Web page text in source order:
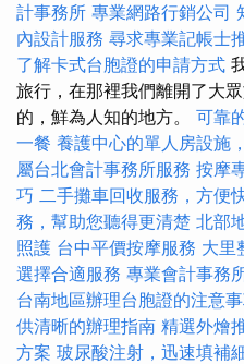
計事務所 專業網路行銷公司
內設計服務 尋求專業記帳士
了解卡式台胞證的申請方式
旅行，在那裡我們離開了大
的，鮮為人知的地方。 可靠
一餐 養護中心的單人房設施
屬台北會計事務所服務 按摩
巧 二手攤車回收服務，方便
務，幫助您聽得更清楚 北部
照護 台中平價按摩服務 大里
選擇合適服務 專業會計事務
台南地區辦理台胞證的注意
供清晰的辦理指南 精選外燴
方案 玻尿酸注射，迅速填補